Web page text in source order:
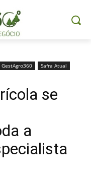
GestAgro360
Safra Atual
se
a